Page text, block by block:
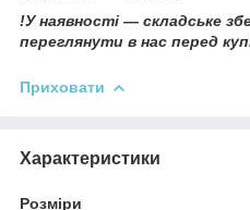
!У наявності — складське
переглянути в нас перед
Приховати
Характеристики
Розміри